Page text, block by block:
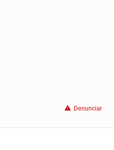
Denunciar